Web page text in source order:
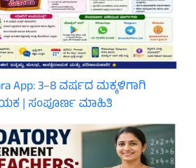
App: 3–8 ವರ್ಷದ ಮಕ್ಕಳಿಗಾಗಿ
| ಸಂಪೂರ್ಣ ಮಾಹಿತಿ